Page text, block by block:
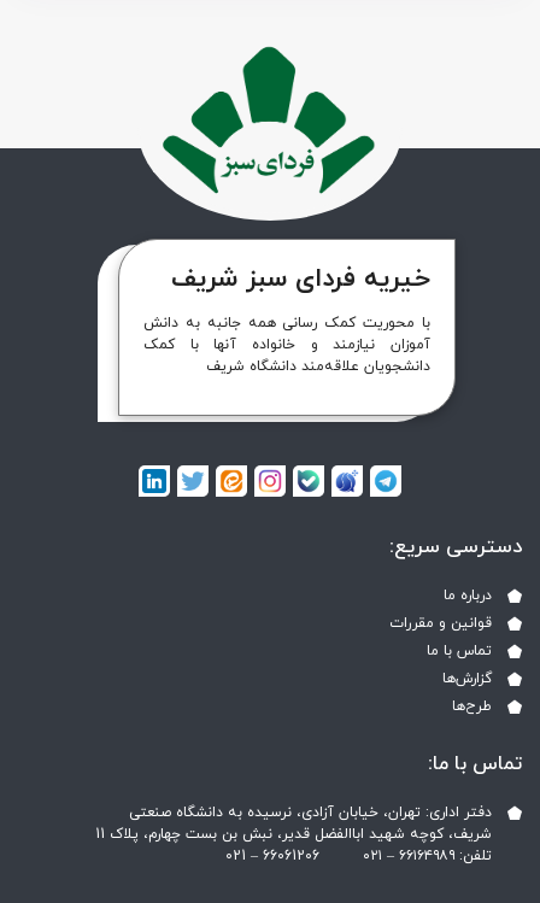
خیریه فردای سبز شریف
با محوریت کمک رسانی همه جانبه به دانش
آموزان نیازمند و خانواده آنها با کمک
دانشجویان علاقه‌مند دانشگاه شریف
دسترسی سریع:
درباره ما
قوانین و مقررات
تماس با ما
گزارش‌ها
طرح‌ها
تماس با ما:
دفتر اداری: تهران، خیابان آزادی، نرسیده به دانشگاه صنعتی
شریف، کوچه شهید اباالفضل قدیر، نبش بن بست چهارم، پلاک 11
تلفن: ۶۶۱۶۴۹۸۹ – ۰۲۱ ‎021 – 66061206